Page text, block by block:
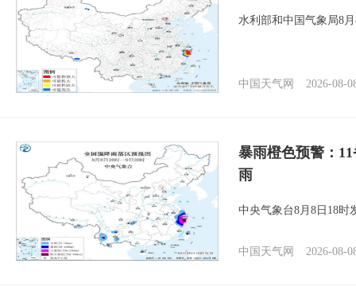
水利部和中国气象局8
中国天气网 2026-08-
暴雨橙色预警：
雨
中央气象台8月8日18时
中国天气网 2026-08-